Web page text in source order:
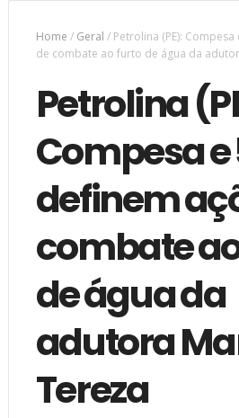
Home / Geral / Petrolina (PE):
de combate ao furto de água da
Petrolina
Compesa e
definem
combate
de água da
adutora
Tereza